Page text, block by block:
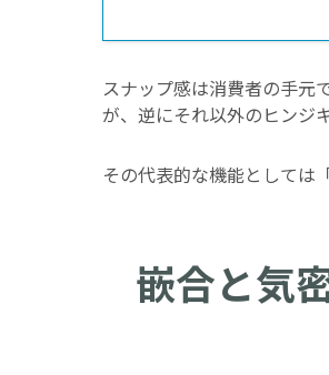
スナップ感は消費者の手元
が、逆にそれ以外のヒンジ
その代表的な機能としては
嵌合と気